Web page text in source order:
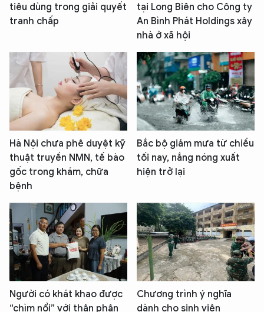
tiêu dùng trong giải quyết
tranh chấp
tại Long Biên cho Công ty
An Bình Phát Holdings xây
nhà ở xã hội
Hà Nội chưa phê duyệt kỹ
thuật truyền NMN, tế bào
gốc trong khám, chữa
bệnh
Bắc bộ giảm mưa từ chiều
tối nay, nắng nóng xuất
hiện trở lại
Người có khát khao được
“chìm nổi” với thân phận
Chương trình ý nghĩa
dành cho sinh viên